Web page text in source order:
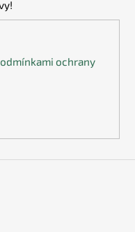
ochrany